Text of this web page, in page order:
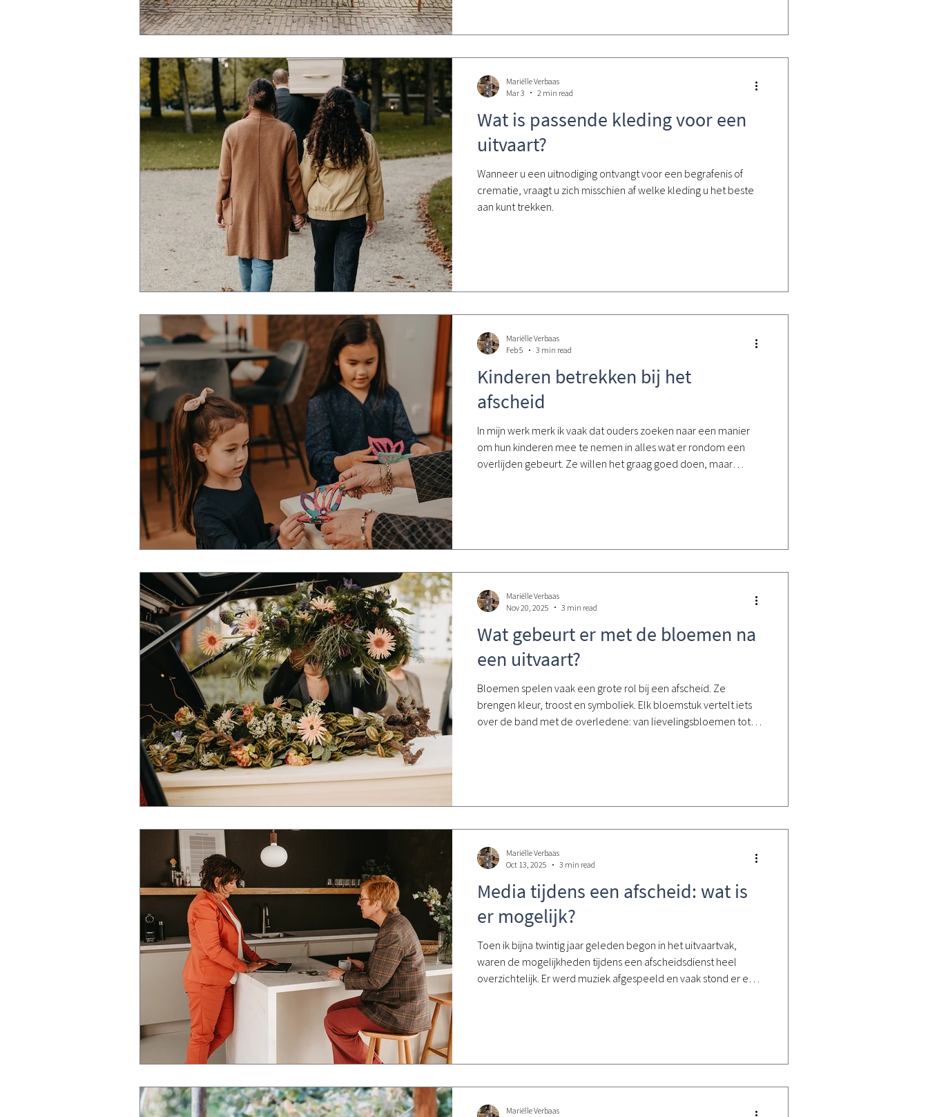
Wat is passende kleding voor een
uitvaart?
Wanneer u een uitnodiging ontvangt voor een begrafenis of
crematie, vraagt u zich misschien af welke kleding u het beste
aan kunt trekken.
Mariëlle Verbaas
Mar 3
2 min read
Kinderen betrekken bij het
afscheid
In mijn werk merk ik vaak dat ouders zoeken naar een manier
om hun kinderen mee te nemen in alles wat er rondom een
overlijden gebeurt. Ze willen het graag goed doen, maar
Mariëlle Verbaas
Feb 5
3 min read
Wat gebeurt er met de bloemen na
een uitvaart?
Bloemen spelen vaak een grote rol bij een afscheid. Ze
brengen kleur, troost en symboliek. Elk bloemstuk vertelt iets
over de band met de overledene: van lievelingsbloemen tot
Mariëlle Verbaas
Nov 20, 2025
3 min read
Media tijdens een afscheid: wat is
er mogelijk?
Toen ik bijna twintig jaar geleden begon in het uitvaartvak,
waren de mogelijkheden tijdens een afscheidsdienst heel
overzichtelijk. Er werd muziek afgespeeld en vaak stond er een
Mariëlle Verbaas
Oct 13, 2025
3 min read
Mariëlle Verbaas